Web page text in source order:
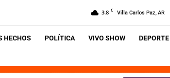
3.8 C Villa Carlos Paz, AR
HECHOS POLÍTICA VIVO SHOW